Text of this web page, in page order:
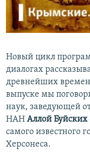
ПОБЕДИТЕЛЕЙ НЕ
КРЫМ.НЕПОКОРЕННЫЙ
УКРАИНСКАЯ
ПРИСОЕДИНЯЙТЕСЬ!
Все сайты RFE/RL
Новый цикл
диалогах
древнейших
выпуске мы
наук, заведующей
НАН Аллой Буйских
самого известного
Херсонеса.